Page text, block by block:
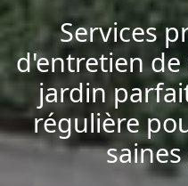
Services
d'entretien
jardin
régulière